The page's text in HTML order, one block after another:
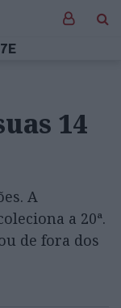
14
A
a 20ª.
de fora dos